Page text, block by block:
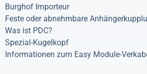
Burghof Importeur
Feste oder abnehmbare
Was ist PDC?
Spezial-Kugelkopf
Informationen zum Easy Module-